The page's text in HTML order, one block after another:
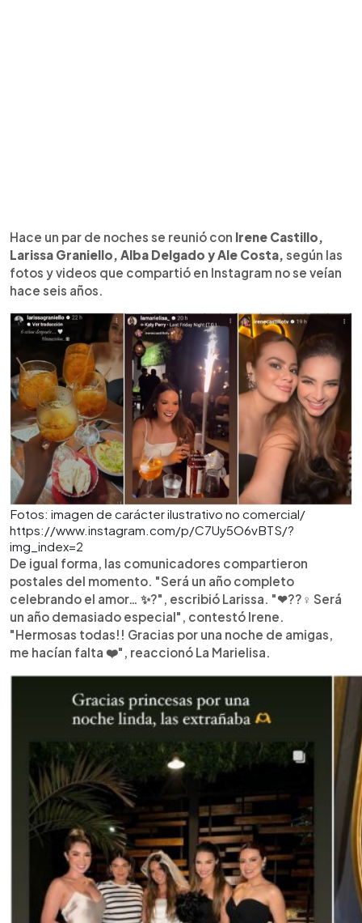
Hace un par de noches se reunió con Irene Castillo,
Larissa Graniello, Alba Delgado y Ale Costa, según las
fotos y videos que compartió en Instagram no se veían
hace seis años.
Fotos: imagen de carácter ilustrativo no comercial/
https://www.instagram.com/p/C7Uy5O6vBTS/?
img_index=2
De igual forma, las comunicadores compartieron
postales del momento. "Será un año completo
celebrando el amor… ✨?", escribió Larissa. "❤??‍♀️ Será
un año demasiado especial", contestó Irene.
"Hermosas todas!! Gracias por una noche de amigas,
me hacían falta ❤️", reaccionó La Marielisa.